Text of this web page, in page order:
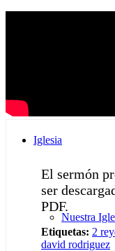
Iglesia
Nuestra
El sermón
ser
PDF.
Etiquetas: 2
david rodriguez